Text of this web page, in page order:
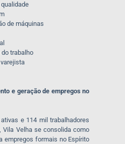
de máquinas
trabalho
e geração de empregos no
e 114 mil trabalhadores
Vila Velha se consolida como
empregos formais no Espírito